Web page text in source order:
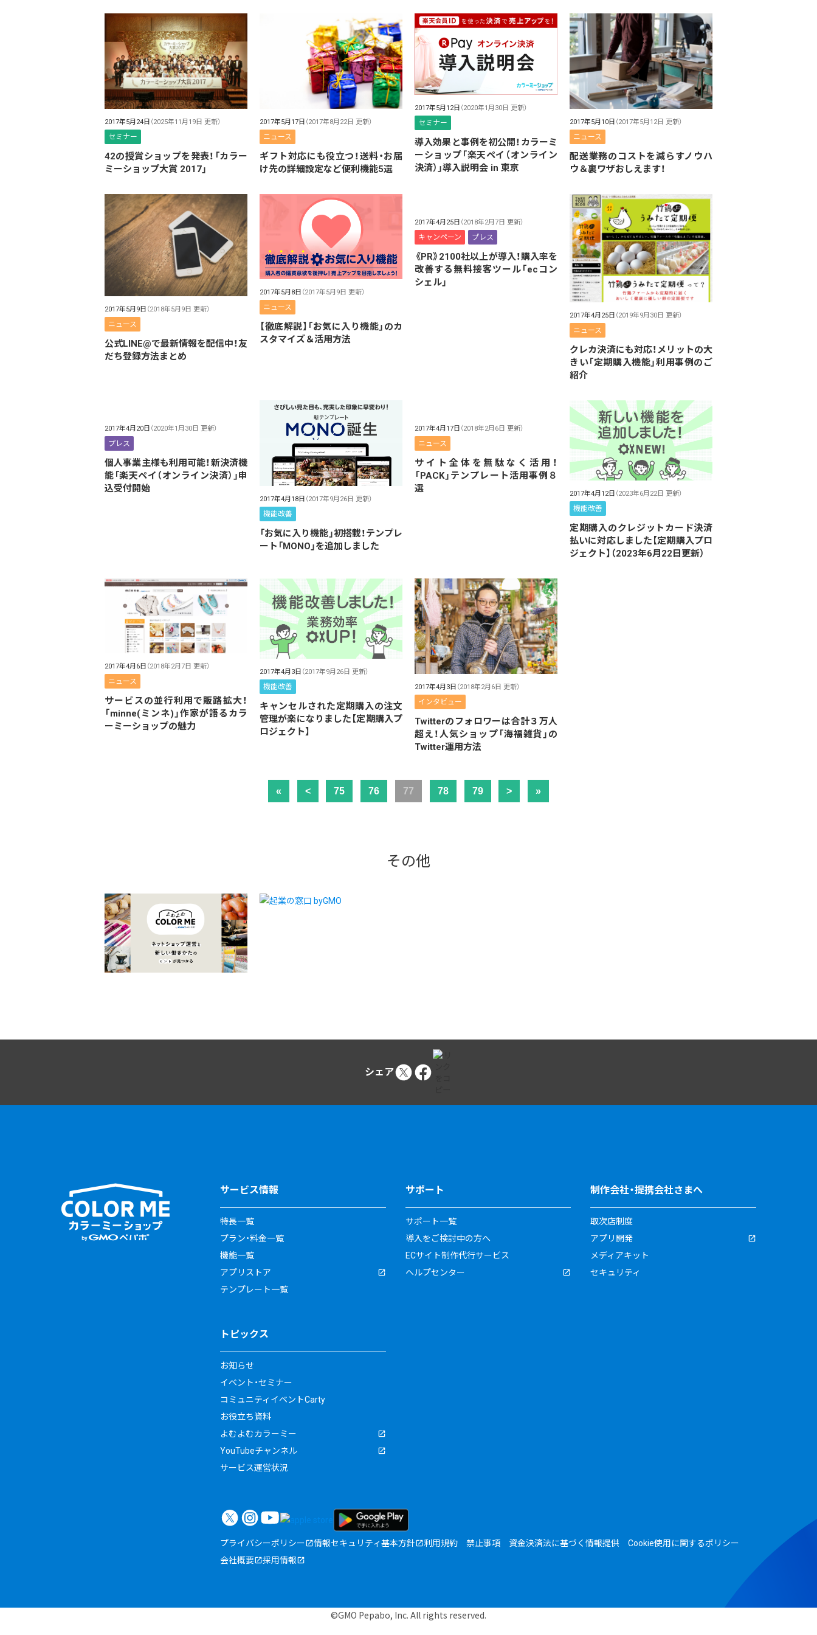
2017年5月24日 （2025年11月19日 更新）
セミナー
42の授賞ショップを発表！「カラー
ミーショップ大賞 2017」
2017年5月17日 （2017年8月22日 更新）
ニュース
ギフト対応にも役立つ！送料・お届
け先の詳細設定など便利機能5選
2017年5月12日 （2020年1月30日 更新）
セミナー
導入効果と事例を初公開！カラーミ
ーショップ「楽天ペイ（オンライン
決済）」導入説明会 in 東京
2017年5月10日 （2017年5月12日 更新）
ニュース
配送業務のコストを減らすノウハ
ウ＆裏ワザおしえます！
2017年5月9日 （2018年5月9日 更新）
ニュース
公式LINE@で最新情報を配信中！友
だち登録方法まとめ
2017年5月8日 （2017年5月9日 更新）
ニュース
【徹底解説】「お気に入り機能」のカ
スタマイズ＆活用方法
2017年4月25日 （2018年2月7日 更新）
キャンペーン プレス
《PR》2100社以上が導入！購入率を
改善する無料接客ツール「ecコン
シェル」
2017年4月25日 （2019年9月30日 更新）
ニュース
クレカ決済にも対応！メリットの大
きい「定期購入機能」利用事例のご
紹介
2017年4月20日 （2020年1月30日 更新）
プレス
個人事業主様も利用可能！新決済機
能「楽天ペイ（オンライン決済）」申
込受付開始
2017年4月18日 （2017年9月26日 更新）
機能改善
「お気に入り機能」初搭載！テンプレ
ート「MONO」を追加しました
2017年4月17日 （2018年2月6日 更新）
ニュース
サイト全体を無駄なく活用！
「PACK」テンプレート活用事例８
選
2017年4月12日 （2023年6月22日 更新）
機能改善
定期購入のクレジットカード決済
払いに対応しました【定期購入プロ
ジェクト】（2023年6月22日更新）
2017年4月6日 （2018年2月7日 更新）
ニュース
サービスの並行利用で販路拡大！
「minne(ミンネ)」作家が語るカラ
ーミーショップの魅力
2017年4月3日 （2017年9月26日 更新）
機能改善
キャンセルされた定期購入の注文
管理が楽になりました【定期購入プ
ロジェクト】
2017年4月3日 （2018年2月6日 更新）
インタビュー
Twitterのフォロワーは合計３万人
超え！人気ショップ「海福雑貨」の
Twitter運用方法
« < 75 76 77 78 79 > »
その他
シェア
サービス情報
特長一覧
プラン・料金一覧
機能一覧
アプリストア
テンプレート一覧
サポート
サポート一覧
導入をご検討中の方へ
ECサイト制作代行サービス
ヘルプセンター
制作会社・提携会社さまへ
取次店制度
アプリ開発
メディアキット
セキュリティ
トピックス
お知らせ
イベント・セミナー
コミュニティイベントCarty
お役立ち資料
よむよむカラーミー
YouTubeチャンネル
サービス運営状況
プライバシーポリシー 情報セキュリティ基本方針 利用規約 禁止事項 資金決済法に基づく情報提供
Cookie使用に関するポリシー
会社概要
採用情報
©GMO Pepabo, Inc. All rights reserved.